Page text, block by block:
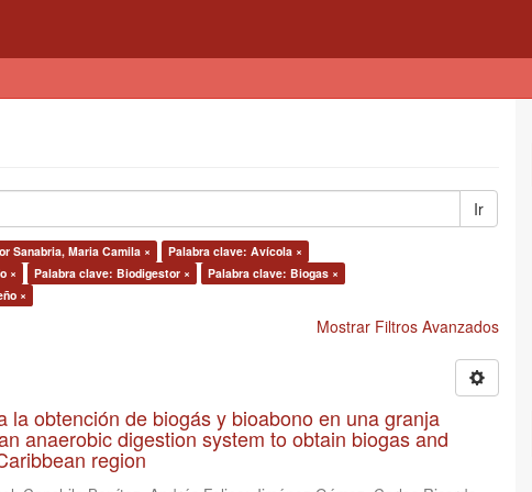
Ir
Sanabria, Maria Camila ×
Palabra clave: Avícola ×
× Palabra clave: Biodigestor ×
Palabra clave: Biogas ×
×
Mostrar Filtros Avanzados
obtención de biogás y bioabono en una granja
anaerobic digestion system to obtain biogas and
region